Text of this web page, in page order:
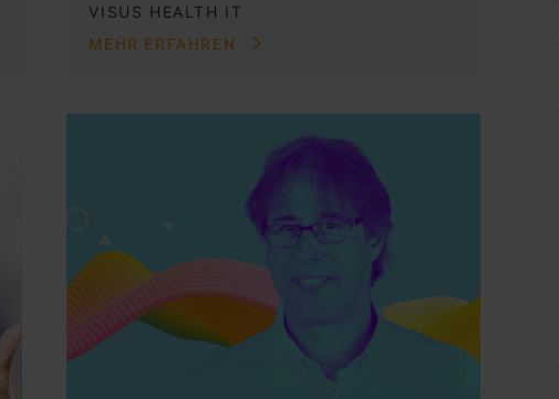
VISUS HEALTH IT
MEHR ERFAHREN